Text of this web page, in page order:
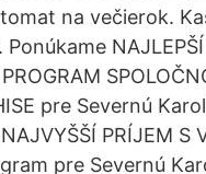
na večierok.
NAJLEPŠÍ
pre Severnú
PRÍJEM S
pre Severnú